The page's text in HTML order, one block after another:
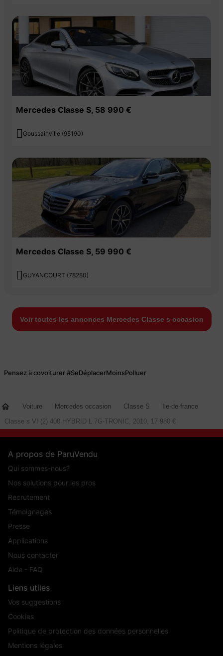
Mercedes Classe S, 58 990 €
 Goussainville (95190)
Mercedes Classe S, 59 990 €
 GUYANCOURT (78280)
Voir toutes les annonces Mercedes Classe s occasion
Pensez à covoiturer #SeDéplacerMoinsPolluer
Voiture Mercedes occasion Classe S
Ile-de-france
Classe s VI (2) 400 HYBRID L 7G-TRONIC, 2010, 17 980 €
A propos de ParuVendu
Qui sommes-nous?
Nos solutions pour les pros
Recrutement
Témoignages
Presse
Applications
Nous contacter
Aide - FAQ
Liens utiles
Vos suggestions
Cookies
Politique de protection des données personnelles
Mentions légales